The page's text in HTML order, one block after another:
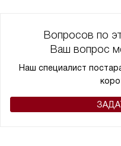
Вопросов по
Ваш вопрос
Наш специалист